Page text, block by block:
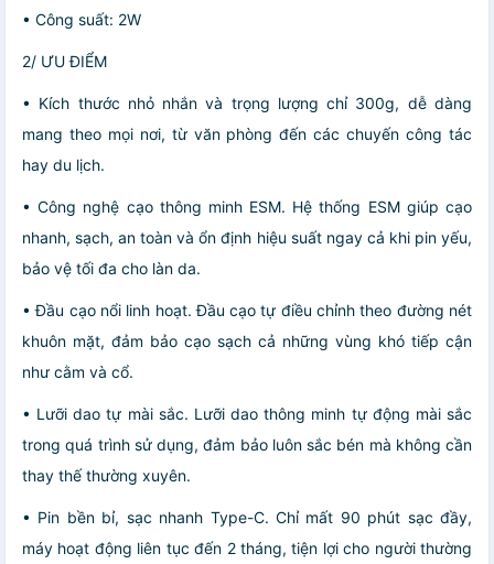
• Công suất: 2W
2/ ƯU ĐIỂM
• Kích thước nhỏ nhắn và trọng lượng chỉ 300g, dễ dàng
mang theo mọi nơi, từ văn phòng đến các chuyến công tác
hay du lịch.
• Công nghệ cạo thông minh ESM. Hệ thống ESM giúp cạo
nhanh, sạch, an toàn và ổn định hiệu suất ngay cả khi pin yếu,
bảo vệ tối đa cho làn da.
• Đầu cạo nổi linh hoạt. Đầu cạo tự điều chỉnh theo đường nét
khuôn mặt, đảm bảo cạo sạch cả những vùng khó tiếp cận
như cằm và cổ.
• Lưỡi dao tự mài sắc. Lưỡi dao thông minh tự động mài sắc
trong quá trình sử dụng, đảm bảo luôn sắc bén mà không cần
thay thế thường xuyên.
• Pin bền bỉ, sạc nhanh Type-C. Chỉ mất 90 phút sạc đầy,
máy hoạt động liên tục đến 2 tháng, tiện lợi cho người thường